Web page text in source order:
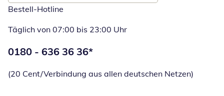
Bestell-Hotline
Täglich von 07:00 bis 23:00 Uhr
Telefonnummer:
0180 - 636 36 36*
(20 Cent/Verbindung aus allen deutschen Netzen)